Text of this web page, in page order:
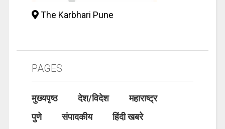
The Karbhari Pune
PAGES
मुख्यपृष्ठ देश/विदेश
महाराष्ट्र
पुणे
संपादकीय
हिंदी खबरे